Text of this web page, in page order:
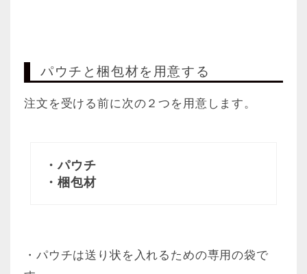
パウチと梱包材を用意する
注文を受ける前に次の２つを用意します。
・パウチ
・梱包材
・パウチは送り状を入れるための専用の袋で